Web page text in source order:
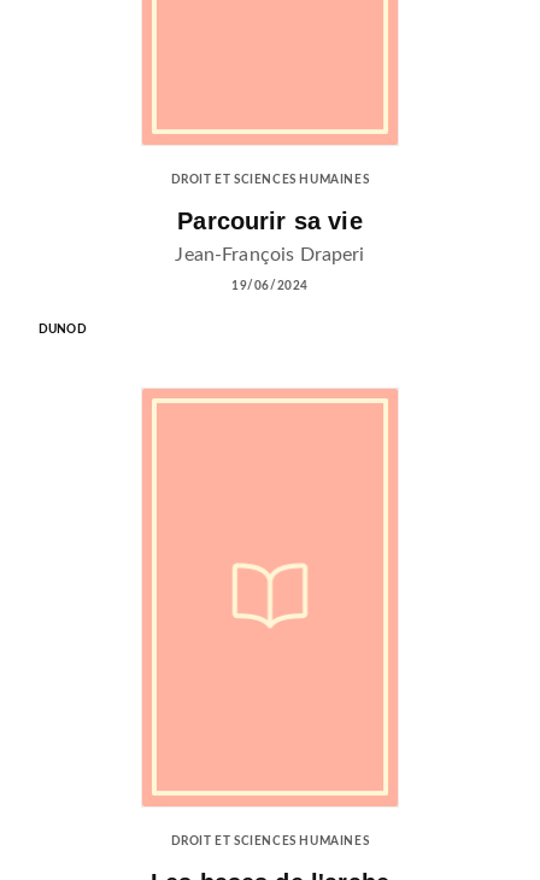
DROIT ET SCIENCES HUMAINES
Parcourir sa vie
Jean-François Draperi
19/06/2024
DUNOD
DROIT ET SCIENCES HUMAINES